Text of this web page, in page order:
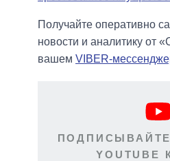
Получайте оперативно
новости и аналитику от
вашем VIBER-
YOUTUBE